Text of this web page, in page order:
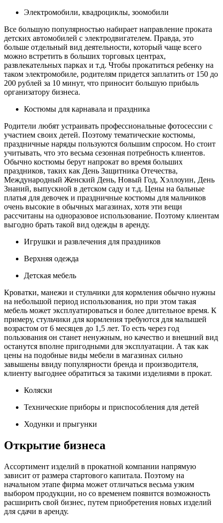
Электромобили, квадроциклы, зоомобили
Все большую популярностью набирает направление проката
детских автомобилей с электродвигателем. Правда, это
больше отдельный вид деятельности, который чаще всего
можно встретить в больших торговых центрах,
развлекательных парках и т.д. Чтобы прокатиться ребенку на
таком электромобиле, родителям придется заплатить от 150 до
200 рублей за 10 минут, что приносит большую прибыль
организатору бизнеса.
Костюмы для карнавала и праздника
Родители любят устраивать профессиональные фотосессии с
участием своих детей. Поэтому тематические костюмы,
праздничные наряды пользуются большим спросом. Но стоит
учитывать, что это весьма сезонная потребность клиентов.
Обычно костюмы берут напрокат во время больших
праздников, таких как День Защитника Отечества,
Международный Женский День, Новый Год, Хэллоуин, День
Знаний, выпускной в детском саду и т.д. Цены на бальные
платья для девочек и праздничные костюмы для мальчиков
очень высокие в обычных магазинах, хотя эти вещи
рассчитаны на одноразовое использование. Поэтому клиентам
выгодно брать такой вид одежды в аренду.
Игрушки и развлечения для праздников
Верхняя одежда
Детская мебель
Кроватки, манежи и стульчики для кормления обычно нужны
на небольшой период использования, но при этом такая
мебель может эксплуатироваться и более длительное время. К
примеру, стульчики для кормления требуются для малышей
возрастом от 6 месяцев до 1,5 лет. То есть через год
пользования он станет ненужным, но качество и внешний вид
останутся вполне пригодными для эксплуатации. А так как
цены на подобные виды мебели в магазинах сильно
завышены ввиду популярности бренда и производителя,
клиенту выгоднее обратиться за такими изделиями в прокат.
Коляски
Технические приборы и приспособления для детей
Ходунки и прыгунки
Открытие бизнеса
Ассортимент изделий в прокатной компании напрямую
зависит от размера стартового капитала. Поэтому на
начальном этапе фирма может отличаться весьма узким
выбором продукции, но со временем появится возможность
расширить свой бизнес, путем приобретения новых изделий
для сдачи в аренду.